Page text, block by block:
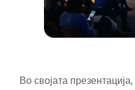
Во својата презентација,